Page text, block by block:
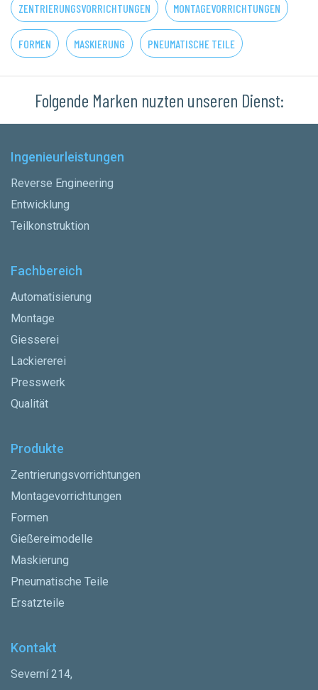
ZENTRIERUNGSVORRICHTUNGEN MONTAGEVORRICHTUNGEN
FORMEN MASKIERUNG PNEUMATISCHE TEILE
Folgende Marken nuzten unseren Dienst:
Ingenieurleistungen
Reverse Engineering
Entwicklung
Teilkonstruktion
Fachbereich
Automatisierung
Montage
Giesserei
Lackiererei
Presswerk
Qualität
Produkte
Zentrierungsvorrichtungen
Montagevorrichtungen
Formen
Gießereimodelle
Maskierung
Pneumatische Teile
Ersatzteile
Kontakt
Severní 214,